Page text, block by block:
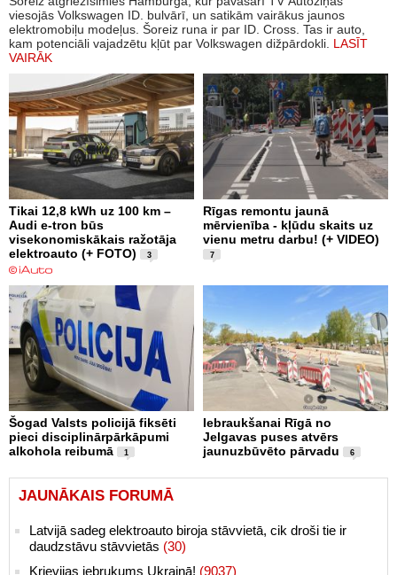
viesojās Volkswagen ID. bulvārī, un satikām vairākus jaunos
elektromobiļu modeļus. Šoreiz runa ir par ID. Cross. Tas ir auto,
kam potenciāli vajadzētu kļūt par Volkswagen dižpārdokli. LASĪT
VAIRĀK
Tikai 12,8 kWh uz 100 km –
Audi e-tron būs
visekonomiskākais ražotāja
elektroauto (+ FOTO)
3
Rīgas remontu jaunā
mērvienība - kļūdu skaits uz
vienu metru darbu! (+ VIDEO)
7
Šogad Valsts policijā fiksēti
pieci disciplinārpārkāpumi
alkohola reibumā
1
Iebraukšanai Rīgā no
Jelgavas puses atvērs
jaunuzbūvēto pārvadu
6
JAUNĀKAIS FORUMĀ
Latvijā sadeg elektroauto biroja stāvvietā, cik droši tie ir
daudzstāvu stāvvietās (30)
Krievijas iebrukums Ukrainā! (9037)